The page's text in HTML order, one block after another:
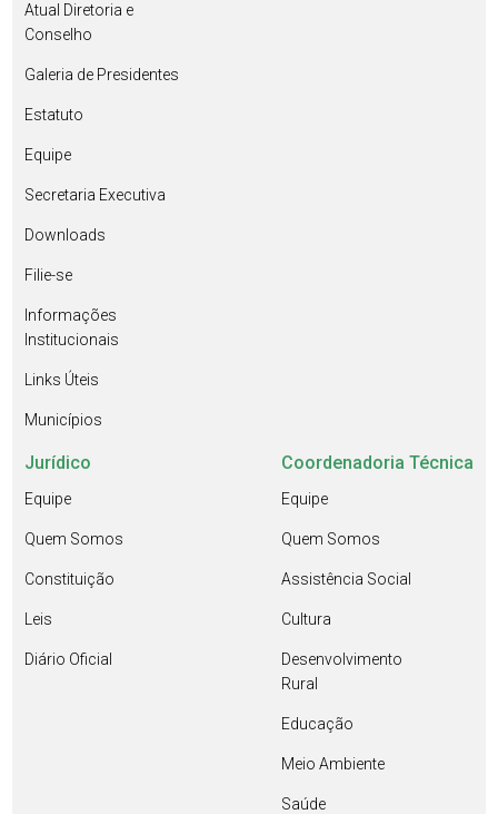
Atual Diretoria e
Conselho
Galeria de Presidentes
Estatuto
Equipe
Secretaria Executiva
Downloads
Filie-se
Informações
Institucionais
Links Úteis
Municípios
Jurídico
Equipe
Quem Somos
Constituição
Leis
Diário Oficial
Coordenadoria Técnica
Equipe
Quem Somos
Assistência Social
Cultura
Desenvolvimento
Rural
Educação
Meio Ambiente
Saúde